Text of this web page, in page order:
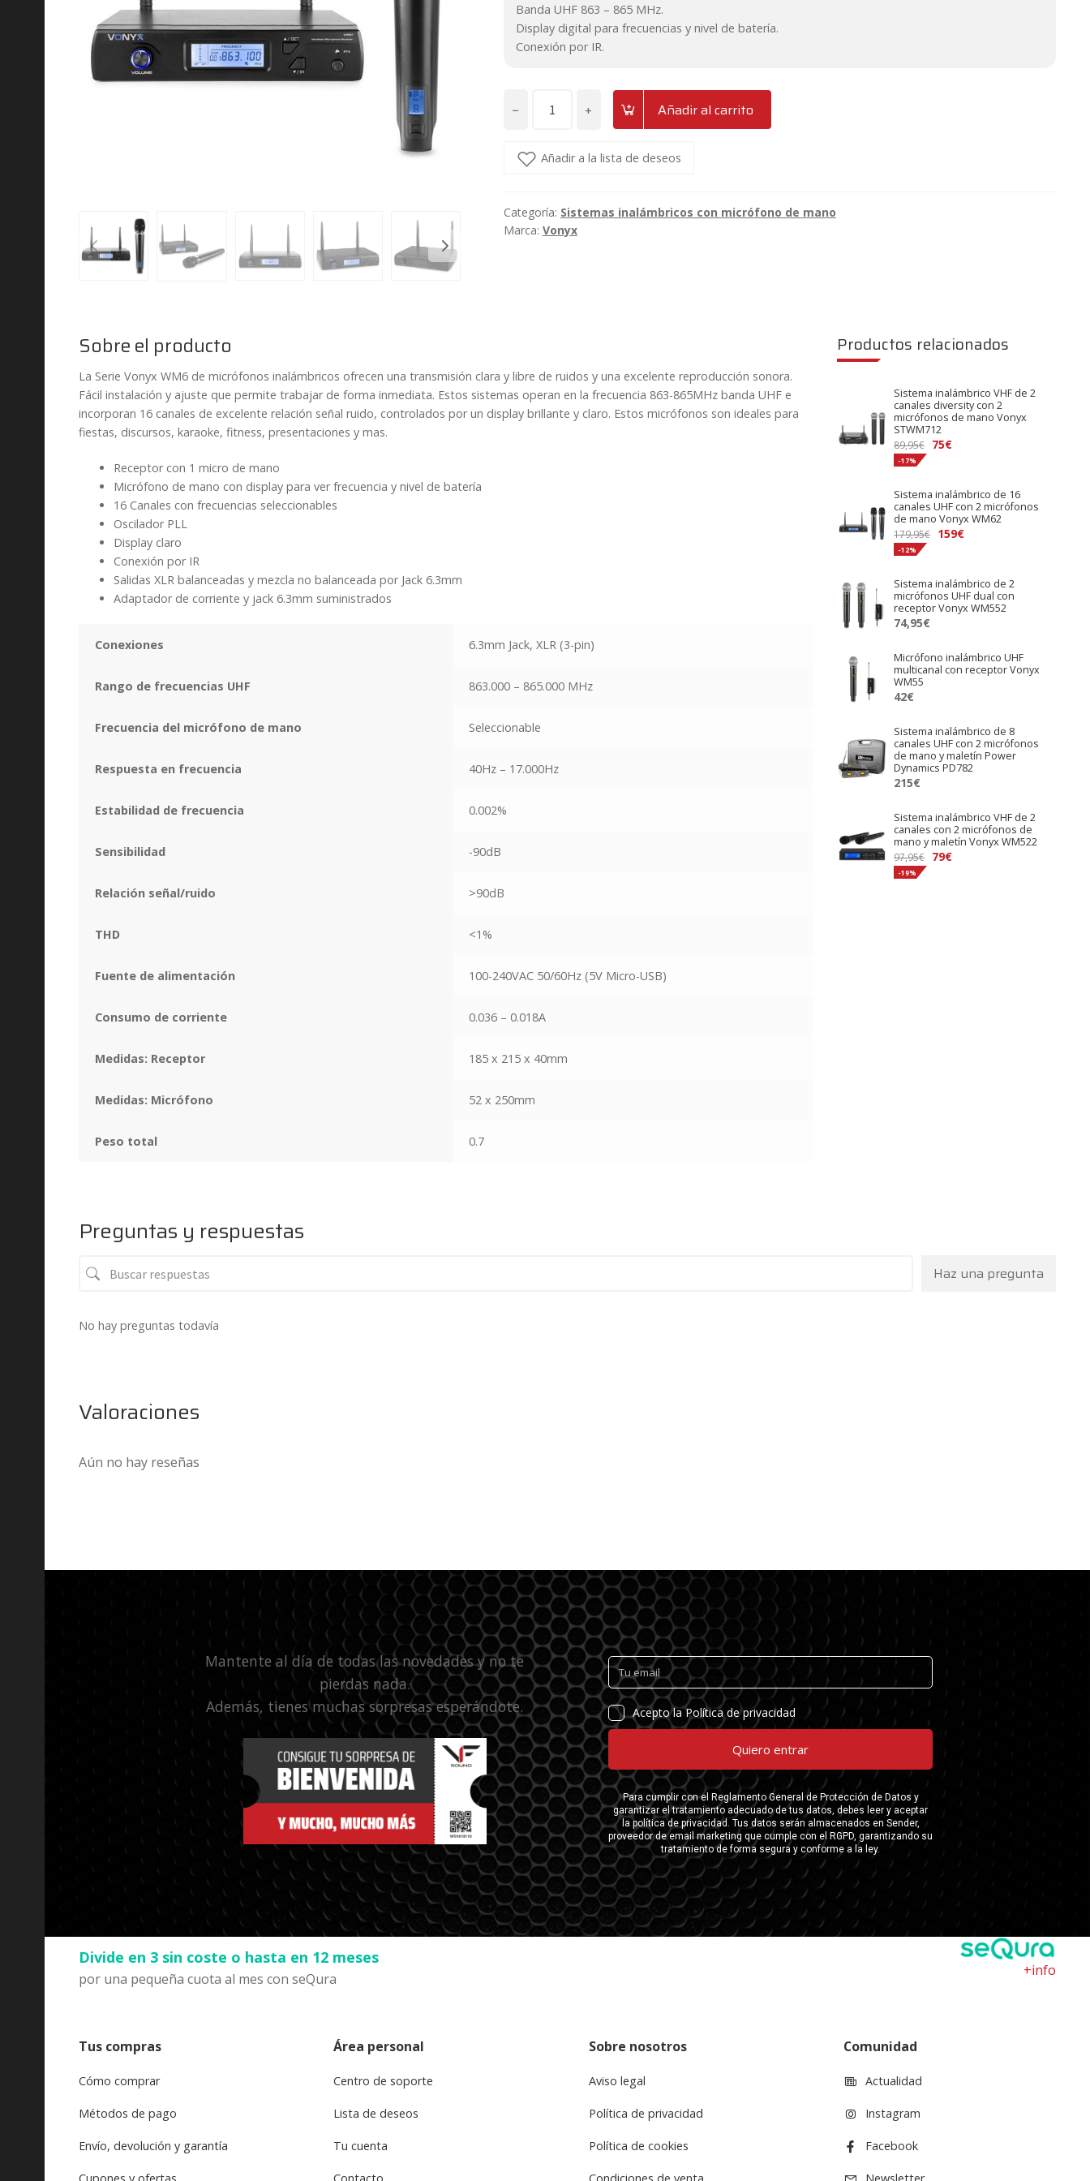
109€.104€.
Banda UHF 863 – 865 MHz.
Display digital para frecuencias y nivel de batería.
Conexión por IR.
−
Sistema
UHF
con
cantidad
+ Añadir al carrito
Añadir a la lista de deseos
Categoría: Sistemas inalámbricos con micrófono de mano
Marca: Vonyx
Sobre el producto
La Serie Vonyx WM6 de micrófonos inalámbricos ofrecen una transmisión clara y libre de ruidos y una excelente reproducción sonora.
Fácil instalación y ajuste que permite trabajar de forma inmediata. Estos sistemas operan en la frecuencia 863-865MHz banda UHF e
incorporan 16 canales de excelente relación señal ruido, controlados por un display brillante y claro. Estos micrófonos son ideales para
fiestas, discursos, karaoke, fitness, presentaciones y mas.
Receptor con 1 micro de mano
Micrófono de mano con display para ver frecuencia y nivel de batería
16 Canales con frecuencias seleccionables
Oscilador PLL
Display claro
Conexión por IR
Salidas XLR balanceadas y mezcla no balanceada por Jack 6.3mm
Adaptador de corriente y jack 6.3mm suministrados
Conexiones 6.3mm Jack, XLR (3-pin)
Rango de frecuencias UHF 863.000 – 865.000 MHz
Frecuencia del micrófono de mano Seleccionable
Respuesta en frecuencia 40Hz – 17.000Hz
Estabilidad de frecuencia 0.002%
Sensibilidad -90dB
Relación señal/ruido >90dB
THD <1%
Fuente de alimentación 100-240VAC 50/60Hz (5V Micro-USB)
Consumo de corriente 0.036 – 0.018A
Medidas: Receptor 185 x 215 x 40mm
Medidas: Micrófono 52 x 250mm
Peso total 0.7
Productos relacionados
Sistema inalámbrico VHF de 2
canales diversity con 2
micrófonos de mano Vonyx
STWM712
89,95€
El
era:
89,95€.
75€El
es:
75€.
-17%
Sistema inalámbrico de 16
canales UHF con 2 micrófonos
de mano Vonyx WM62
179,95€
El
era:
179,95€.
159€El
es:
159€.
-12%
Sistema inalámbrico de 2
micrófonos UHF dual con
receptor Vonyx WM552
74,95€
Micrófono inalámbrico UHF
multicanal con receptor Vonyx
WM55
42€
Sistema inalámbrico de 8
canales UHF con 2 micrófonos
de mano y maletín Power
Dynamics PD782
215€
Sistema inalámbrico VHF de 2
canales con 2 micrófonos de
mano y maletín Vonyx WM522
97,95€
El
79€El
-19%
Preguntas y respuestas
Haz una pregunta
No hay preguntas todavía
Valoraciones
Aún no hay reseñas
Mantente al día de todas las novedades y no te
pierdas nada.
Además, tienes muchas sorpresas esperándote.
Divide en 3 sin coste o hasta en 12 meses
por una pequeña cuota al mes con seQura
+info
Tus compras
Cómo comprar
Métodos de pago
Envío, devolución y garantía
Cupones y ofertas
Área personal
Centro de soporte
Lista de deseos
Tu cuenta
Contacto
Sobre nosotros
Aviso legal
Política de privacidad
Política de cookies
Condiciones de venta
Comunidad
Actualidad
Instagram
Facebook
Newsletter